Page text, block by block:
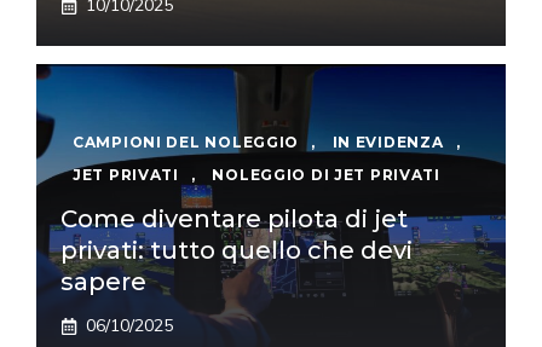
10/10/2025
CAMPIONI DEL NOLEGGIO , IN EVIDENZA
,
JET PRIVATI
, NOLEGGIO DI JET PRIVATI
Come diventare pilota di jet
privati: tutto quello che devi
sapere
06/10/2025